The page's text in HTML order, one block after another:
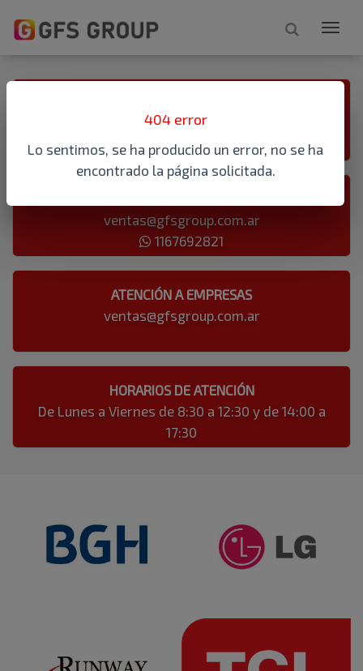
404 error
Lo sentimos, se ha producido un error, no se ha
encontrado la página solicitada.
ventas@gfsgroup.com.ar
1167692821
ATENCIÓN A EMPRESAS
ventas@gfsgroup.com.ar
HORARIOS DE ATENCIÓN
De Lunes a Viernes de 8:30 a 12:30 y de 14:00 a
17:30